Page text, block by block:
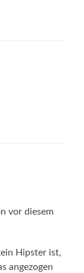
vor diesem
Hipster ist,
angezogen